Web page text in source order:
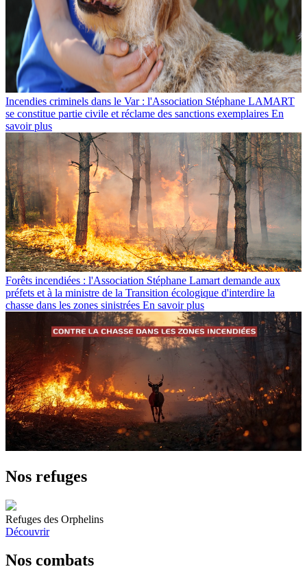
Incendies criminels dans le Var : l'Association Stéphane LAMART
se constitue partie civile et réclame des sanctions exemplaires En
savoir plus
Forêts incendiées : l'Association Stéphane Lamart demande aux
préfets et à la ministre de la Transition écologique d'interdire la
chasse dans les zones sinistrées En savoir plus
Nos refuges
Refuges des Orphelins
Découvrir
Nos combats